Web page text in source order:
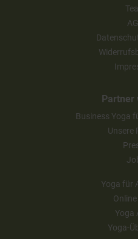
Partner
Business Yoga
Unsere
Yoga für
Yoga
Yoga-